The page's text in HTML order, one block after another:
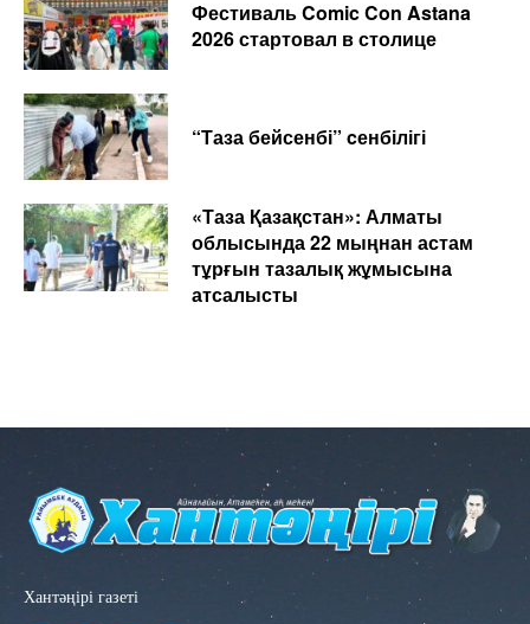
Фестиваль Comic Con Astana
2026 стартовал в столице
“Таза бейсенбі” cенбілігі
«Таза Қазақстан»: Алматы
облысында 22 мыңнан астам
тұрғын тазалық жұмысына
атсалысты
Хантәңірі газеті